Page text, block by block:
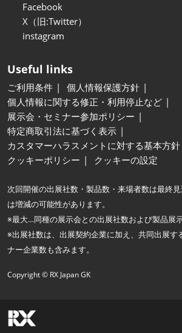
Facebook
X（旧:Twitter）
instagram
Useful links
ご利用条件
個人情報保護方針
個人情報に関する修正・利用停止など
展示会・セミナー参加ポリシー
特定商取引法に基づく表示
カスタマーハラスメントに対する基本方針
クッキーポリシー
クッキーの設定
次回開催の出展社数・製品数・来場者数は最終
は増減の可能性があります。
※最大…同種の展示会との出展社数および製品展示
※出展社数は、出展契約企業に加え、共同出展す
ナー企業数も含みます。
Copyright © RX Japan GK